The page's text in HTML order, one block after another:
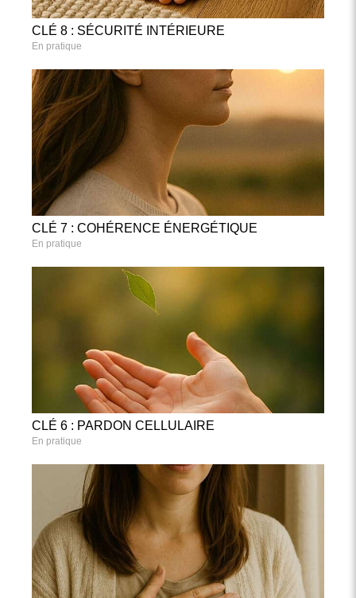
CLÉ 8 : SÉCURITÉ INTÉRIEURE
En pratique
CLÉ 7 : COHÉRENCE ÉNERGÉTIQUE
En pratique
CLÉ 6 : PARDON CELLULAIRE
En pratique